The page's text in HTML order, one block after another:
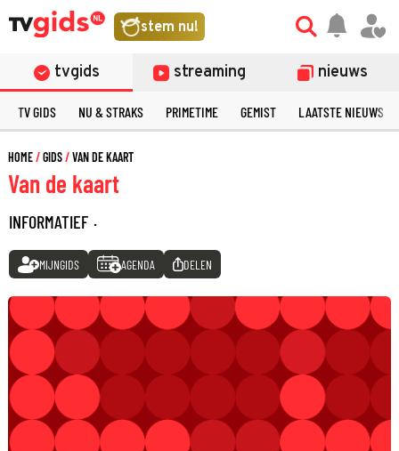
stem nu!
tvgids streaming nieuws
TV GIDS NU & STRAKS PRIMETIME GEMIST LAATSTE NIEUWS
HOME GIDS VAN DE KAART
Van de kaart
INFORMATIEF ·
MIJNGIDS AGENDA DELEN